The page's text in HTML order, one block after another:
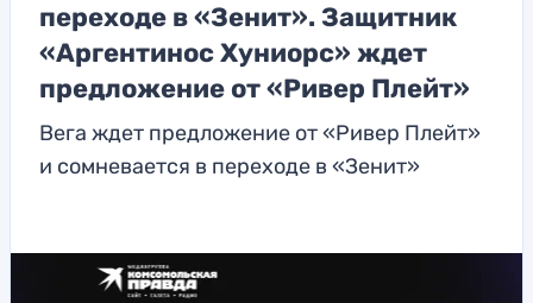
переходе в «Зенит». Защитник
«Аргентинос Хуниорс» ждет
предложение от «Ривер Плейт»
Вега ждет предложение от «Ривер Плейт»
и сомневается в переходе в «Зенит»